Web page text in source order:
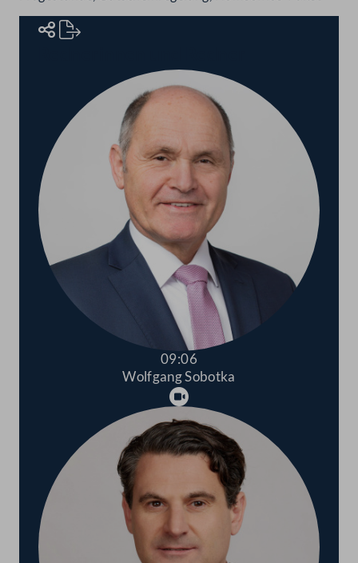
09:06
Wolfgang Sobotka
Abspielen